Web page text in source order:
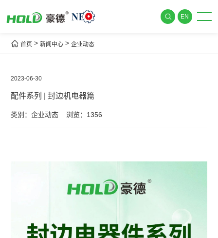
EN
首页 >新闻中心 >企业动态
2023-06-30
配件系列 | 封边机电器篇
类别：企业动态 浏览：1356